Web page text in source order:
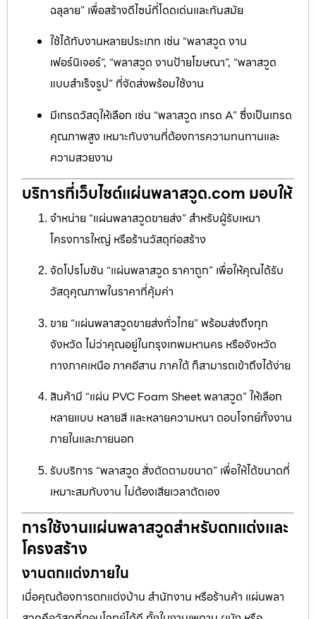
ฉลุลาย” เพื่อสร้างดีไซน์ที่โดดเด่นและทันสมัย
ใช้ได้กับงานหลายประเภท เช่น “พลาสวูด งาน
เฟอร์นิเจอร์”, “พลาสวูด งานป้ายโฆษณา”, “พลาสวูด
แบบสำเร็จรูป” ที่จัดส่งพร้อมใช้งาน
มีเกรดวัสดุให้เลือก เช่น “พลาสวูด เกรด A” ซึ่งเป็นเกรด
คุณภาพสูง เหมาะกับงานที่ต้องการความทนทานและ
ความสวยงาม
บริการที่เว็บไซต์แผ่นพลาสวูด.com มอบให้
จำหน่าย “แผ่นพลาสวูดขายส่ง” สำหรับผู้รับเหมา
โครงการใหญ่ หรือร้านวัสดุก่อสร้าง
จัดโปรโมชัน “แผ่นพลาสวูด ราคาถูก” เพื่อให้คุณได้รับ
วัสดุคุณภาพในราคาที่คุ้มค่า
ขาย “แผ่นพลาสวูดขายส่งทั่วไทย” พร้อมส่งถึงทุก
จังหวัด ไม่ว่าคุณอยู่ในกรุงเทพมหานคร หรือจังหวัด
ทางภาคเหนือ ภาคอีสาน ภาคใต้ ก็สามารถเข้าถึงได้ง่าย
สินค้ามี “แผ่น PVC Foam Sheet พลาสวูด” ให้เลือก
หลายแบบ หลายสี และหลายความหนา ตอบโจทย์ทั้งงาน
ภายในและภายนอก
รับบริการ “พลาสวูด สั่งตัดตามขนาด” เพื่อให้ได้ขนาดที่
เหมาะสมกับงาน ไม่ต้องเสียเวลาตัดเอง
การใช้งานแผ่นพลาสวูดสำหรับตกแต่งและ
โครงสร้าง
งานตกแต่งภายใน
เมื่อคุณต้องการตกแต่งบ้าน สำนักงาน หรือร้านค้า แผ่นพลา